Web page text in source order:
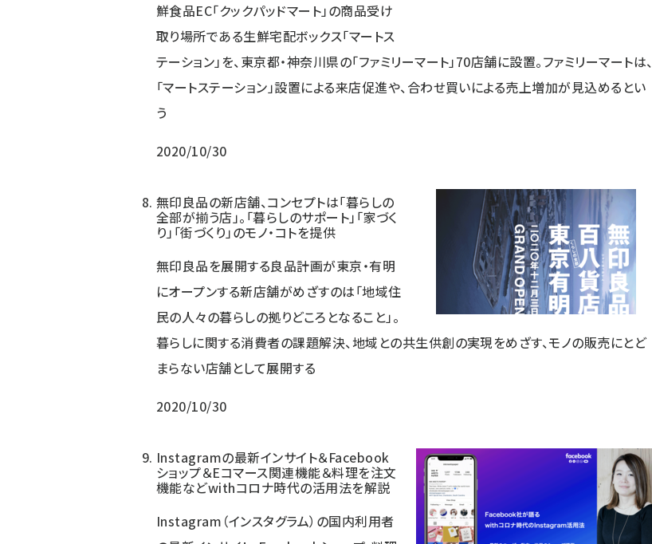
鮮食品EC「クックパッドマート」の商品受け
取り場所である生鮮宅配ボックス「マートス
テーション」を、東京都・神奈川県の「ファミリーマート」70店舗に設置。ファミリーマートは、
「マートステーション」設置による来店促進や、合わせ買いによる売上増加が見込めるとい
う
2020/10/30
無印良品の新店舗、コンセプトは「暮らしの
全部が揃う店」。「暮らしのサポート」「家づく
り」「街づくり」のモノ・コトを提供
無印良品を展開する良品計画が東京・有明
にオープンする新店舗がめざすのは「地域住
民の人々の暮らしの拠りどころとなること」。
暮らしに関する消費者の課題解決、地域との共生供創の実現をめざす、モノの販売にとど
まらない店舗として展開する
2020/10/30
Instagramの最新インサイト＆Facebook
ショップ＆Eコマース関連機能＆料理を注文
機能などwithコロナ時代の活用法を解説
Instagram（インスタグラム）の国内利用者